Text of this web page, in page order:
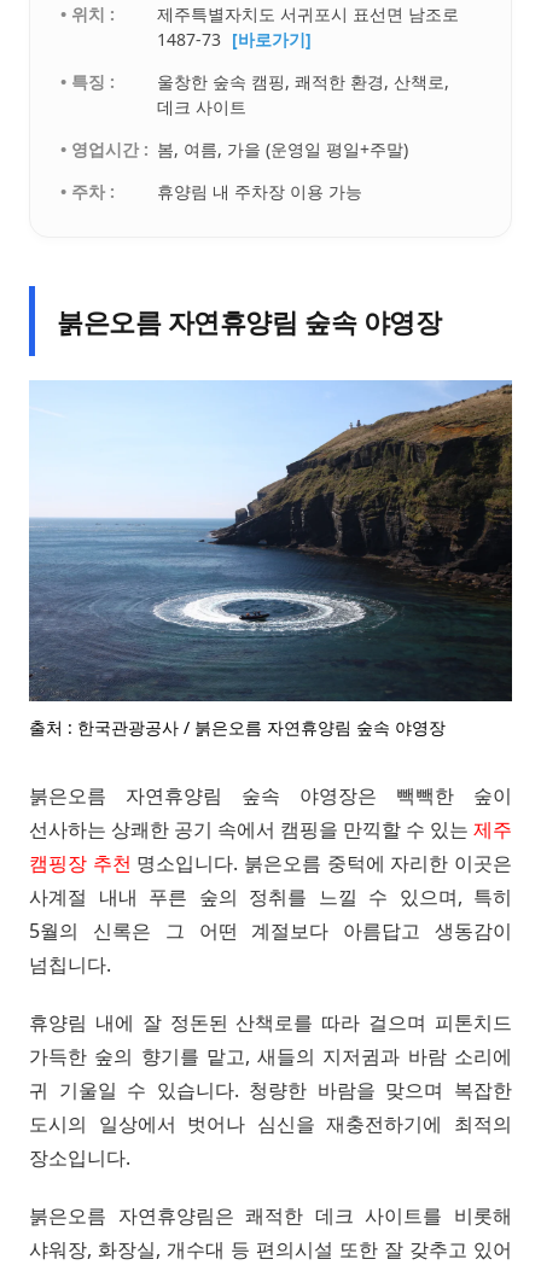
• 위치 :
제주특별자치도 서귀포시 표선면 남조로
1487-73 [바로가기]
• 특징 :
울창한 숲속 캠핑, 쾌적한 환경, 산책로,
데크 사이트
• 영업시간 : 봄, 여름, 가을 (운영일 평일+주말)
• 주차 :
휴양림 내 주차장 이용 가능
붉은오름 자연휴양림 숲속 야영장
출처 : 한국관광공사 / 붉은오름 자연휴양림 숲속 야영장
붉은오름 자연휴양림 숲속 야영장은 빽빽한 숲이
선사하는 상쾌한 공기 속에서 캠핑을 만끽할 수 있는 제주
캠핑장 추천 명소입니다. 붉은오름 중턱에 자리한 이곳은
사계절 내내 푸른 숲의 정취를 느낄 수 있으며, 특히
5월의 신록은 그 어떤 계절보다 아름답고 생동감이
넘칩니다.
휴양림 내에 잘 정돈된 산책로를 따라 걸으며 피톤치드
가득한 숲의 향기를 맡고, 새들의 지저귐과 바람 소리에
귀 기울일 수 있습니다. 청량한 바람을 맞으며 복잡한
도시의 일상에서 벗어나 심신을 재충전하기에 최적의
장소입니다.
붉은오름 자연휴양림은 쾌적한 데크 사이트를 비롯해
샤워장, 화장실, 개수대 등 편의시설 또한 잘 갖추고 있어